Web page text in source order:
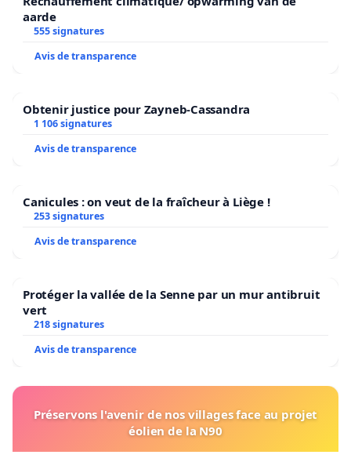
aarde
555 signatures
Avis de transparence
Obtenir justice pour Zayneb-Cassandra
1 106 signatures
Avis de transparence
Canicules : on veut de la fraîcheur à Liège !
253 signatures
Avis de transparence
Protéger la vallée de la Senne par un mur antibruit
vert
218 signatures
Avis de transparence
Préservons l'avenir de nos villages face au projet
éolien de la N90